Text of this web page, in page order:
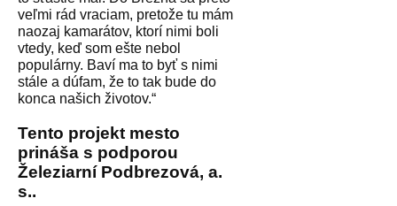
veľmi rád vraciam, pretože tu mám
naozaj kamarátov, ktorí nimi boli
vtedy, keď som ešte nebol
populárny. Baví ma to byť s nimi
stále a dúfam, že to tak bude do
konca našich životov.“
Tento projekt mesto
prináša s podporou
Železiarní Podbrezová, a.
s..